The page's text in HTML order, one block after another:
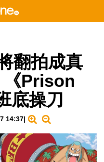
翻拍成真
《Prison
底操刀
14:37|